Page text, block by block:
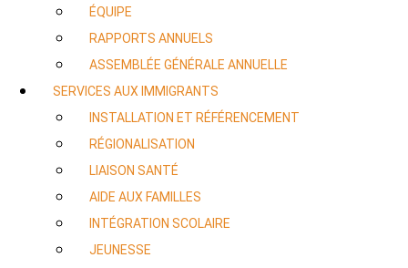
ÉQUIPE
RAPPORTS ANNUELS
ASSEMBLÉE GÉNÉRALE ANNUELLE
SERVICES AUX IMMIGRANTS
INSTALLATION ET RÉFÉRENCEMENT
RÉGIONALISATION
LIAISON SANTÉ
AIDE AUX FAMILLES
INTÉGRATION SCOLAIRE
JEUNESSE